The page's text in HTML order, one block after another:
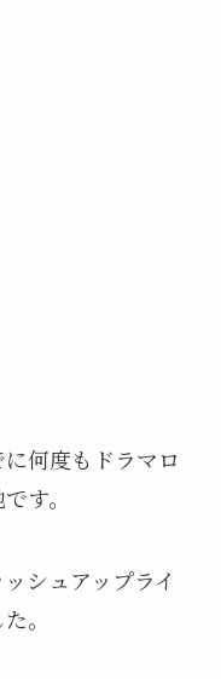
何度もドラマロ
す。
シュアップライ
。